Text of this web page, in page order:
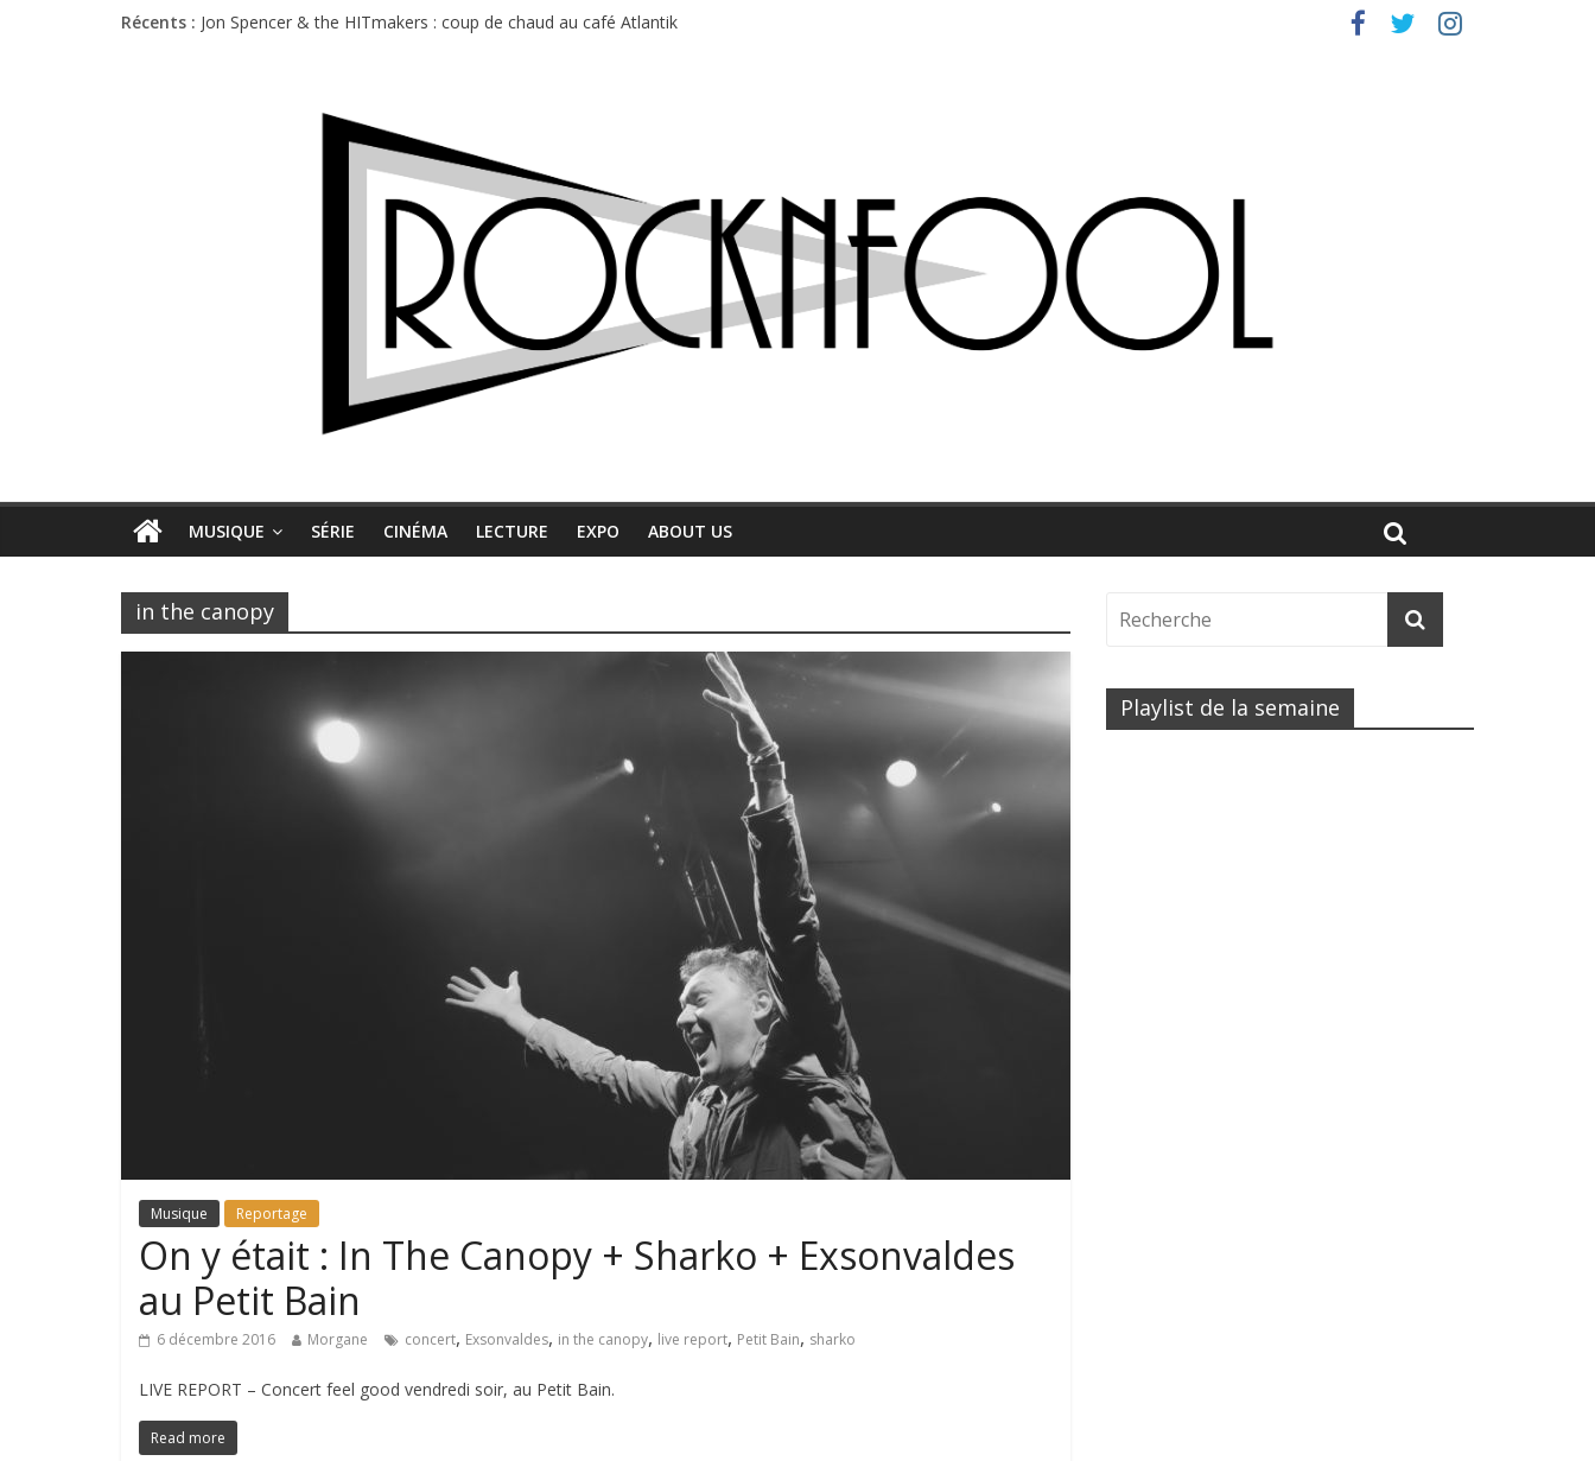
Récents : Jon Spencer & the HITmakers : coup de chaud au café Atlantik
Charlie Puth à l’Olympia : la leçon de pop du Professeur Puth
MUSIQUE SÉRIE CINÉMA LECTURE EXPO ABOUT US
in the canopy
Musique Reportage
On y était : In The Canopy + Sharko + Exsonvaldes
au Petit Bain
6 décembre 2016 Morgane concert, Exsonvaldes, in the canopy, live report, Petit Bain, sharko
LIVE REPORT – Concert feel good vendredi soir, au Petit Bain.
Read more
Playlist de la semaine